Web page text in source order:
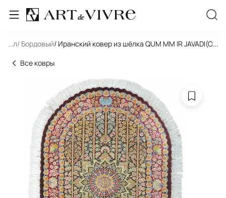
... / Бордовый/ Иранский ковер из шёлка QUM MM IR JAVADI(Oval)
...
Все ковры